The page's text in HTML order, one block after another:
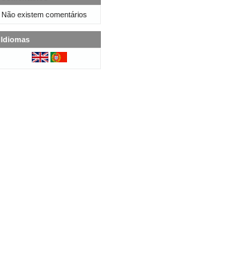
Não existem comentários
Idiomas